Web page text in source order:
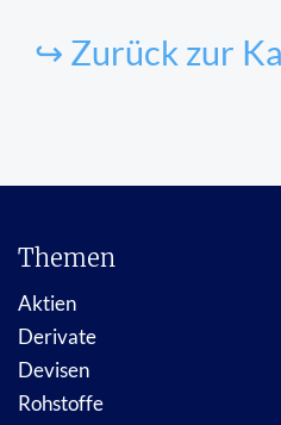
↪ Zurück zur
Themen
Aktien
Derivate
Devisen
Rohstoffe